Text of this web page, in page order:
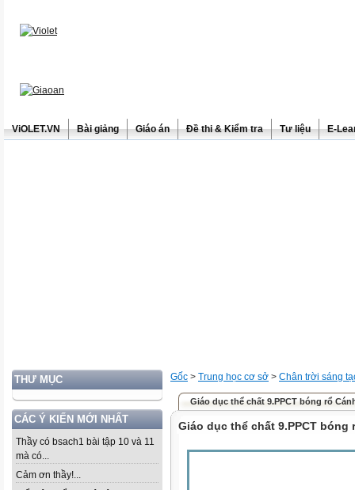
ViOLET.VN Bài giảng Giáo án Đề thi & Kiểm tra Tư liệu E-
THƯ MỤC
CÁC Ý KIẾN MỚI NHẤT
Thầy có bsach1 bài tập 10 và 11
mà có...
Cảm ơn thầy!...
Gốc > Trung học cơ sở > Chân trời sáng
Giáo dục thể chất 9.PPCT bóng rổ
Giáo dục thể chất 9.PPCT bóng